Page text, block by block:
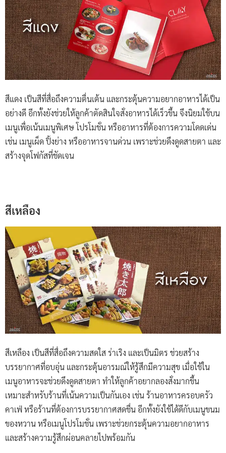
สีแดง เป็นสีที่สื่อถึงความตื่นเต้น และกระตุ้นความอยากอาหารได้เป็น
อย่างดี อีกทั้งยังช่วยให้ลูกค้าตัดสินใจสั่งอาหารได้เร็วขึ้น จึงนิยมใช้บน
เมนูเพื่อเน้นเมนูพิเศษ โปรโมชั่น หรืออาหารที่ต้องการความโดดเด่น
เช่น เมนูเผ็ด ปิ้งย่าง หรืออาหารจานด่วน เพราะช่วยดึงดูดสายตา และ
สร้างจุดโฟกัสที่ชัดเจน
สีเหลือง
สีเหลือง เป็นสีที่สื่อถึงความสดใส ร่าเริง และเป็นมิตร ช่วยสร้าง
บรรยากาศที่อบอุ่น และกระตุ้นอารมณ์ให้รู้สึกมีความสุข เมื่อใช้ใน
เมนูอาหารจะช่วยดึงดูดสายตา ทำให้ลูกค้าอยากลองสั่งมากขึ้น
เหมาะสำหรับร้านที่เน้นความเป็นกันเอง เช่น ร้านอาหารครอบครัว
คาเฟ่ หรือร้านที่ต้องการบรรยากาศสดชื่น อีกทั้งยังใช้ได้ดีกับเมนูขนม
ของหวาน หรือเมนูโปรโมชั่น เพราะช่วยกระตุ้นความอยากอาหาร
และสร้างความรู้สึกผ่อนคลายไปพร้อมกัน